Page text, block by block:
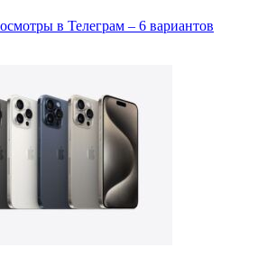
в Телеграм – 6 вариантов